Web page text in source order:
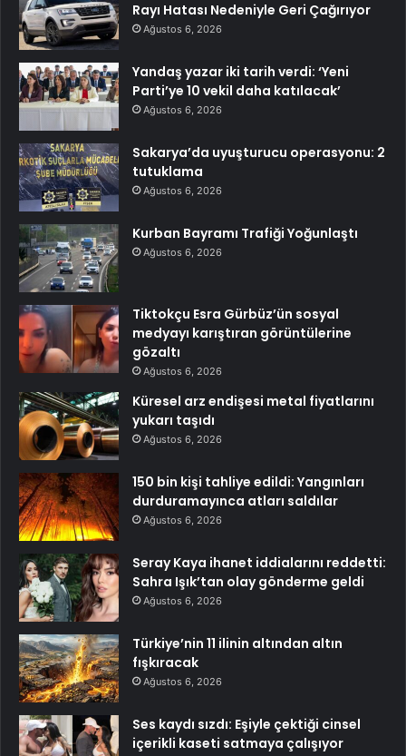
Rayı Hatası Nedeniyle Geri Çağırıyor
Ağustos 6, 2026
Yandaş yazar iki tarih verdi: ‘Yeni
Parti’ye 10 vekil daha katılacak’
Ağustos 6, 2026
Sakarya’da uyuşturucu operasyonu: 2
tutuklama
Ağustos 6, 2026
Kurban Bayramı Trafiği Yoğunlaştı
Ağustos 6, 2026
Tiktokçu Esra Gürbüz’ün sosyal
medyayı karıştıran görüntülerine
gözaltı
Ağustos 6, 2026
Küresel arz endişesi metal fiyatlarını
yukarı taşıdı
Ağustos 6, 2026
150 bin kişi tahliye edildi: Yangınları
durduramayınca atları saldılar
Ağustos 6, 2026
Seray Kaya ihanet iddialarını reddetti:
Sahra Işık’tan olay gönderme geldi
Ağustos 6, 2026
Türkiye’nin 11 ilinin altından altın
fışkıracak
Ağustos 6, 2026
Ses kaydı sızdı: Eşiyle çektiği cinsel
içerikli kaseti satmaya çalışıyor